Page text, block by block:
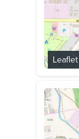
Leaflet